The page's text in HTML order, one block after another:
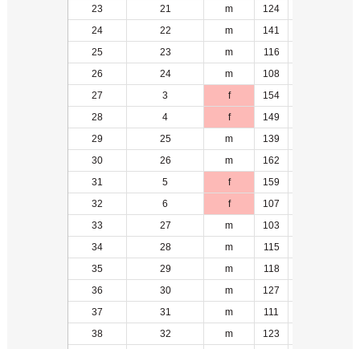
23
21 m 124
24
22 m 141
25
23 m 116
26
24 m 108
27
3 f 154
28
4 f 149
29
25 m 139
30
26 m 162
31
5 f 159
32
6 f 107
33
27 m 103
34
28 m 115
35
29 m 118
36
30 m 127
37
31 m 111
38
32 m 123